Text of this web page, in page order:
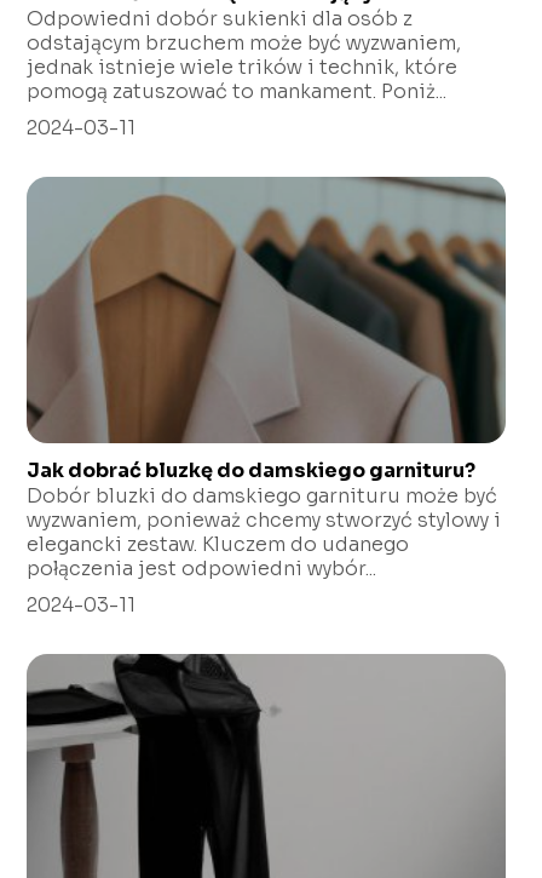
Odpowiedni dobór sukienki dla osób z
odstającym brzuchem może być wyzwaniem,
jednak istnieje wiele trików i technik, które
pomogą zatuszować to mankament. Poniż...
2024-03-11
Jak dobrać bluzkę do damskiego garnituru?
Dobór bluzki do damskiego garnituru może być
wyzwaniem, ponieważ chcemy stworzyć stylowy i
elegancki zestaw. Kluczem do udanego
połączenia jest odpowiedni wybór...
2024-03-11